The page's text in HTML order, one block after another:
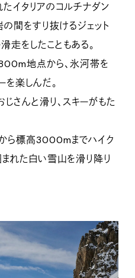
イタリアのコルチナダン
間をすり抜けるジェット
走をしたこともある。
地点から、氷河帯を
を楽しんだ。
さんと滑り、スキーがもた
ら標高3000mまでハイク
れた白い雪山を滑り降り